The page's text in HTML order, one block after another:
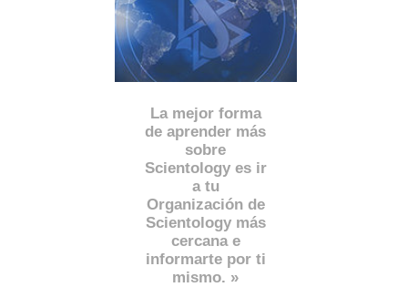
La mejor forma
de aprender más
sobre
Scientology es ir
a tu
Organización de
Scientology más
cercana e
informarte por ti
mismo. »